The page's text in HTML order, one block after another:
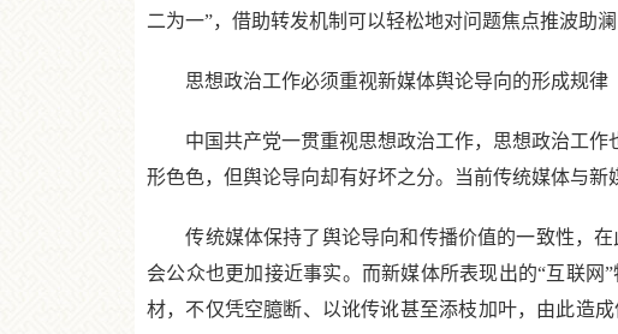
二为一”，借助转发机制可以轻松地对问题焦点推波助
思想政治工作必须重视新媒体舆论导向的形成规律
中国共产党一贯重视思想政治工作，思想政治工作
形色色，但舆论导向却有好坏之分。当前传统媒体与
传统媒体保持了舆论导向和传播价值的一致性，在
会公众也更加接近事实。而新媒体所表现出的“互联网
材，不仅凭空臆断、以讹传讹甚至添枝加叶，由此造